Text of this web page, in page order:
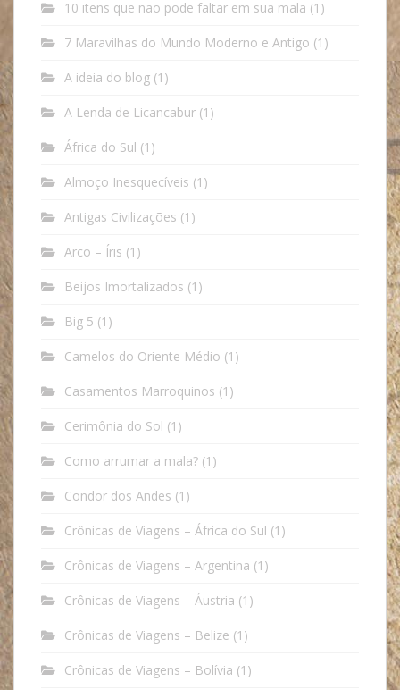
10 itens que não pode faltar em sua mala (1)
7 Maravilhas do Mundo Moderno e Antigo (1)
A ideia do blog (1)
A Lenda de Licancabur (1)
África do Sul (1)
Almoço Inesquecíveis (1)
Antigas Civilizações (1)
Arco – Íris (1)
Beijos Imortalizados (1)
Big 5 (1)
Camelos do Oriente Médio (1)
Casamentos Marroquinos (1)
Cerimônia do Sol (1)
Como arrumar a mala? (1)
Condor dos Andes (1)
Crônicas de Viagens – África do Sul (1)
Crônicas de Viagens – Argentina (1)
Crônicas de Viagens – Áustria (1)
Crônicas de Viagens – Belize (1)
Crônicas de Viagens – Bolívia (1)